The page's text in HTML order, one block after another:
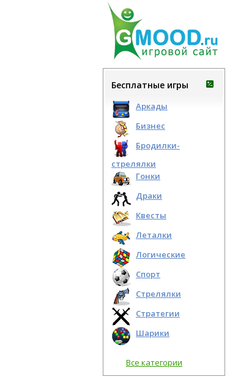
Бесплатные игры
Аркады
Бизнес
Бродилки-
стрелялки
Гонки
Драки
Квесты
Леталки
Логические
Спорт
Стрелялки
Стратегии
Шарики
Все категории